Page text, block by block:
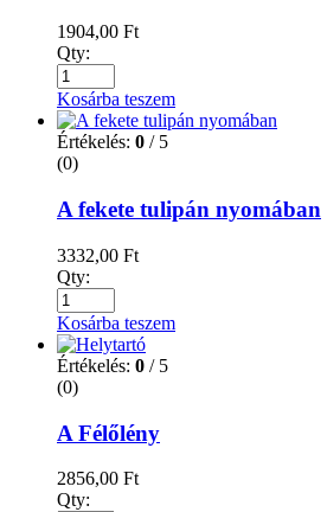
1904,00 Ft
Qty:
Kosárba teszem
Értékelés: 0 / 5
(0)
A fekete tulipán nyomában
3332,00 Ft
Qty:
Kosárba teszem
Értékelés: 0 / 5
(0)
A Félőlény
2856,00 Ft
Qty: